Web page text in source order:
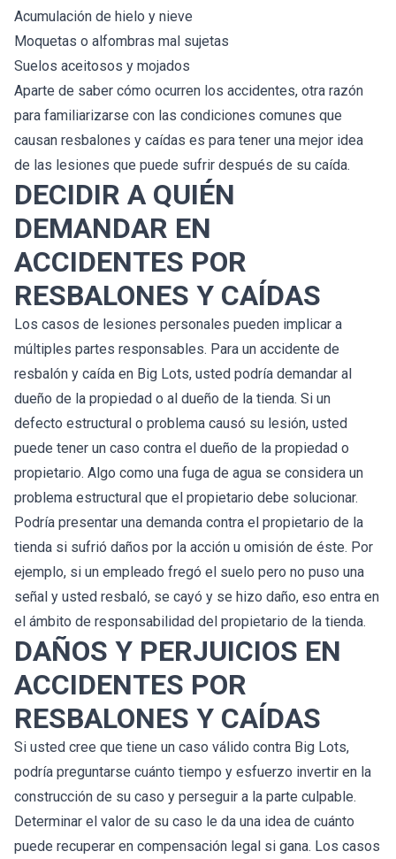
Acumulación de hielo y nieve
Moquetas o alfombras mal sujetas
Suelos aceitosos y mojados
Aparte de saber cómo ocurren los accidentes, otra razón
para familiarizarse con las condiciones comunes que
causan resbalones y caídas es para tener una mejor idea
de las lesiones que puede sufrir después de su caída.
DECIDIR A QUIÉN
DEMANDAR EN
ACCIDENTES POR
RESBALONES Y CAÍDAS
Los casos de lesiones personales pueden implicar a
múltiples partes responsables. Para un accidente de
resbalón y caída en Big Lots, usted podría demandar al
dueño de la propiedad o al dueño de la tienda. Si un
defecto estructural o problema causó su lesión, usted
puede tener un caso contra el dueño de la propiedad o
propietario. Algo como una fuga de agua se considera un
problema estructural que el propietario debe solucionar.
Podría presentar una demanda contra el propietario de la
tienda si sufrió daños por la acción u omisión de éste. Por
ejemplo, si un empleado fregó el suelo pero no puso una
señal y usted resbaló, se cayó y se hizo daño, eso entra en
el ámbito de responsabilidad del propietario de la tienda.
DAÑOS Y PERJUICIOS EN
ACCIDENTES POR
RESBALONES Y CAÍDAS
Si usted cree que tiene un caso válido contra Big Lots,
podría preguntarse cuánto tiempo y esfuerzo invertir en la
construcción de su caso y perseguir a la parte culpable.
Determinar el valor de su caso le da una idea de cuánto
puede recuperar en compensación legal si gana. Los casos